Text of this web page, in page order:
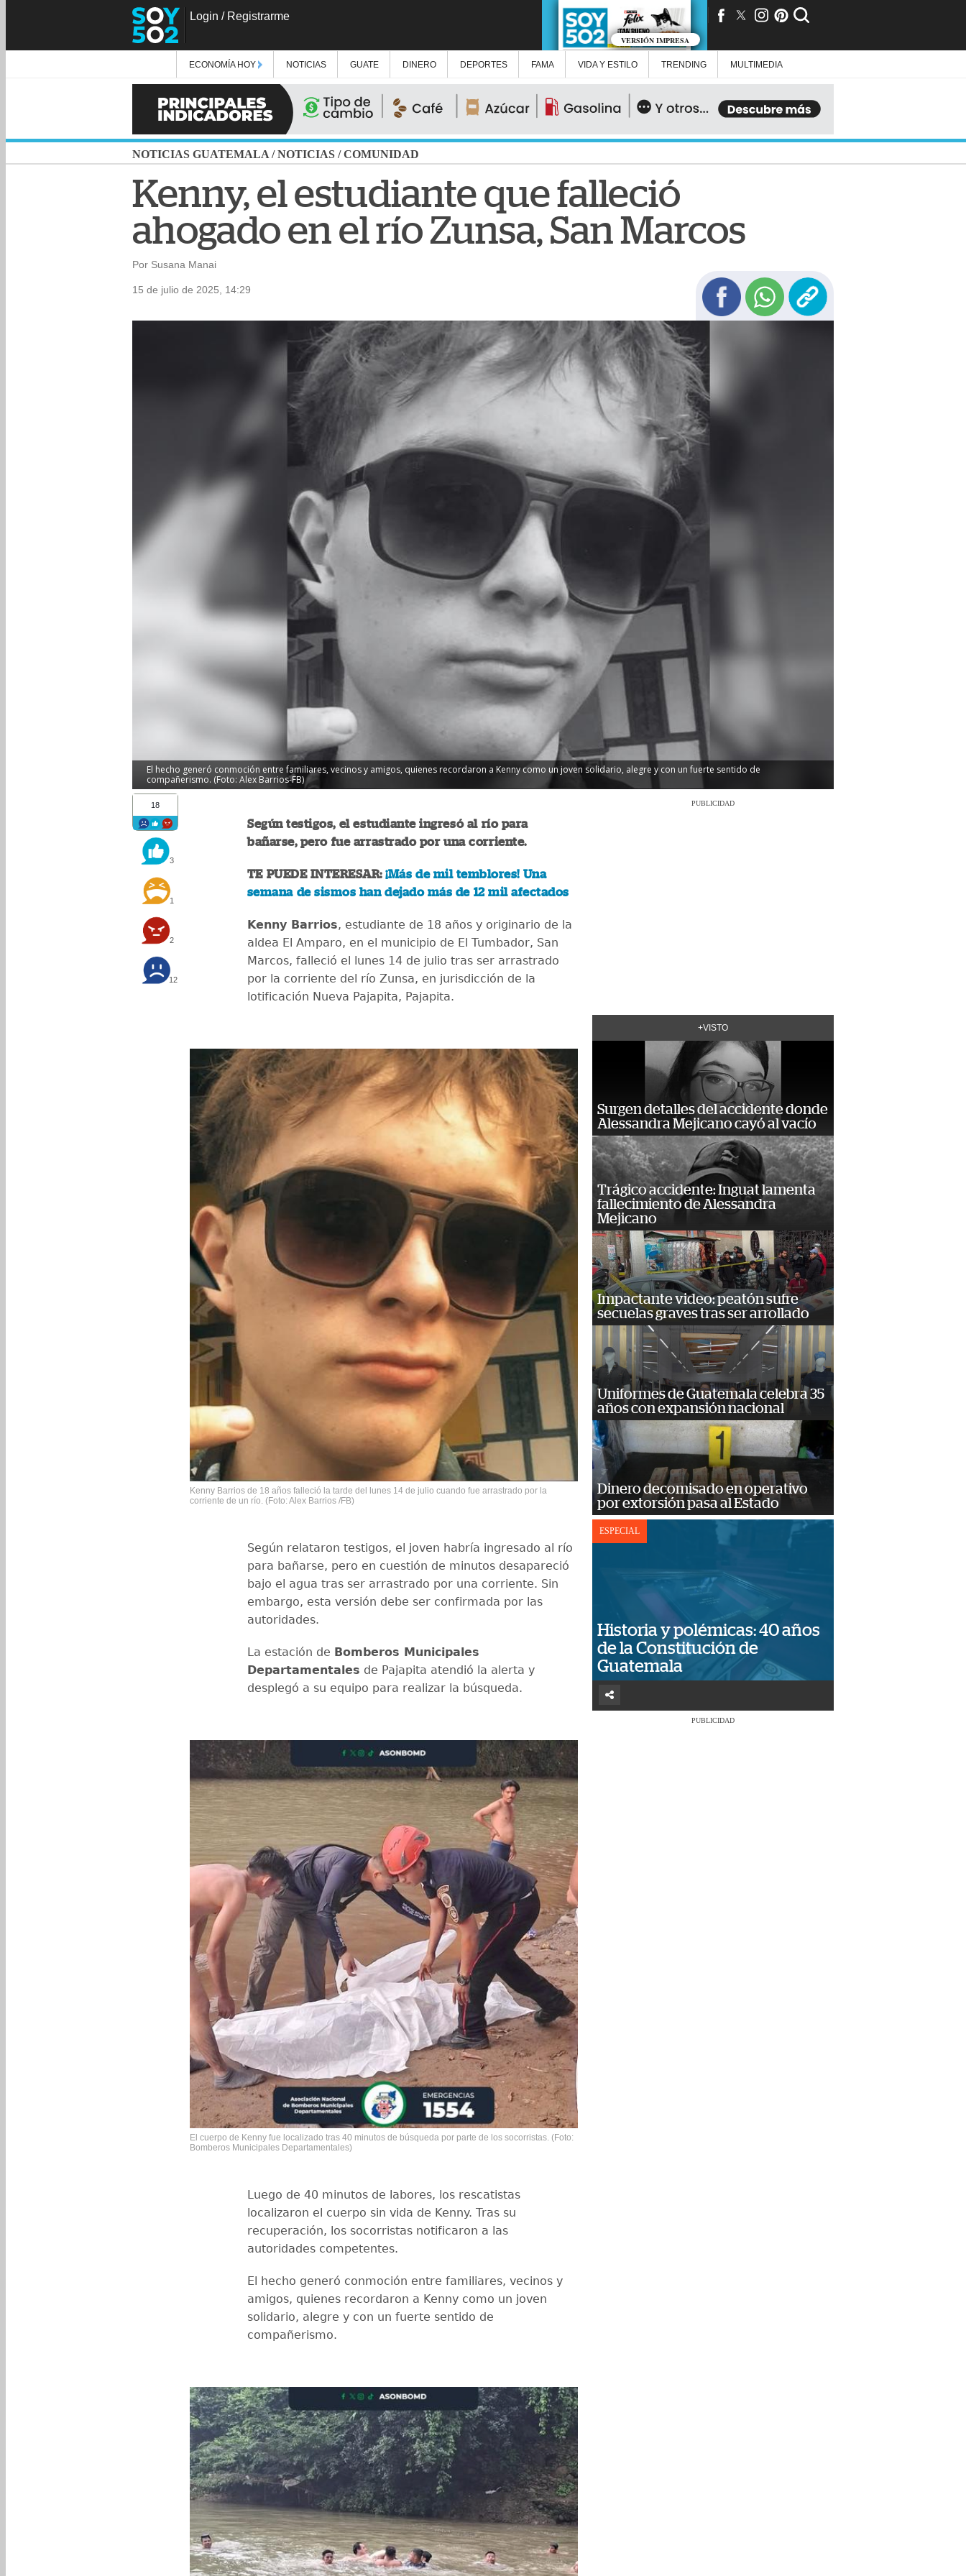
Login / Registrarme
VERSIÓN IMPRESA
ECONOMÍA HOY NOTICIAS GUATE DINERO DEPORTES FAMA VIDA Y ESTILO TRENDING MULTIMEDIA
NOTICIAS GUATEMALA /NOTICIAS /COMUNIDAD
Kenny, el estudiante que falleció
ahogado en el río Zunsa, San Marcos
Por Susana Manai
15 de julio de 2025, 14:29
El hecho generó conmoción entre familiares, vecinos y amigos, quienes recordaron a Kenny como un joven solidario, alegre y con un fuerte sentido de
compañerismo. (Foto: Alex Barrios-FB)
18
3
1
2
12
Según testigos, el estudiante ingresó al río para
bañarse, pero fue arrastrado por una corriente.
TE PUEDE INTERESAR:¡Más de mil temblores! Una
semana de sismos han dejado más de 12 mil afectados
Kenny Barrios, estudiante de 18 años y originario de la
aldea El Amparo, en el municipio de El Tumbador, San
Marcos, falleció el lunes 14 de julio tras ser arrastrado
por la corriente del río Zunsa, en jurisdicción de la
lotificación Nueva Pajapita, Pajapita.
Kenny Barrios de 18 años falleció la tarde del lunes 14 de julio cuando fue arrastrado por la
corriente de un río. (Foto: Alex Barrios /FB)
Según relataron testigos, el joven habría ingresado al río
para bañarse, pero en cuestión de minutos desapareció
bajo el agua tras ser arrastrado por una corriente. Sin
embargo, esta versión debe ser confirmada por las
autoridades.
La estación de Bomberos Municipales
Departamentales de Pajapita atendió la alerta y
desplegó a su equipo para realizar la búsqueda.
El cuerpo de Kenny fue localizado tras 40 minutos de búsqueda por parte de los socorristas. (Foto:
Bomberos Municipales Departamentales)
Luego de 40 minutos de labores, los rescatistas
localizaron el cuerpo sin vida de Kenny. Tras su
recuperación, los socorristas notificaron a las
autoridades competentes.
El hecho generó conmoción entre familiares, vecinos y
amigos, quienes recordaron a Kenny como un joven
solidario, alegre y con un fuerte sentido de
compañerismo.
PUBLICIDAD
+VISTO
Surgen detalles del accidente donde
Alessandra Mejicano cayó al vacío
Trágico accidente: Inguat lamenta
fallecimiento de Alessandra
Mejicano
Impactante video: peatón sufre
secuelas graves tras ser arrollado
Uniformes de Guatemala celebra 35
años con expansión nacional
Dinero decomisado en operativo
por extorsión pasa al Estado
ESPECIAL
Historia y polémicas: 40 años
de la Constitución de
Guatemala
PUBLICIDAD